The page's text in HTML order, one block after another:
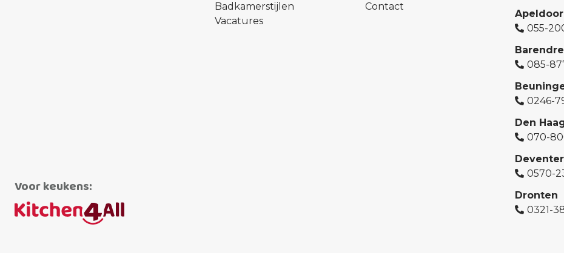
Voor keukens:
Badkamerstijlen
Vacatures
Contact
055-
085-
0246-
Den
070-
Deventer
0570-
Dronten
0321-